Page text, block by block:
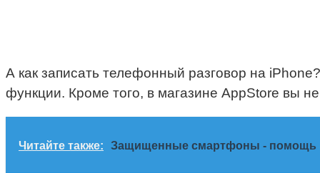
А как записать телефонный разговор на
функции. Кроме того, в магазине AppStore вы
Читайте также: Защищенные смартфоны - помощь